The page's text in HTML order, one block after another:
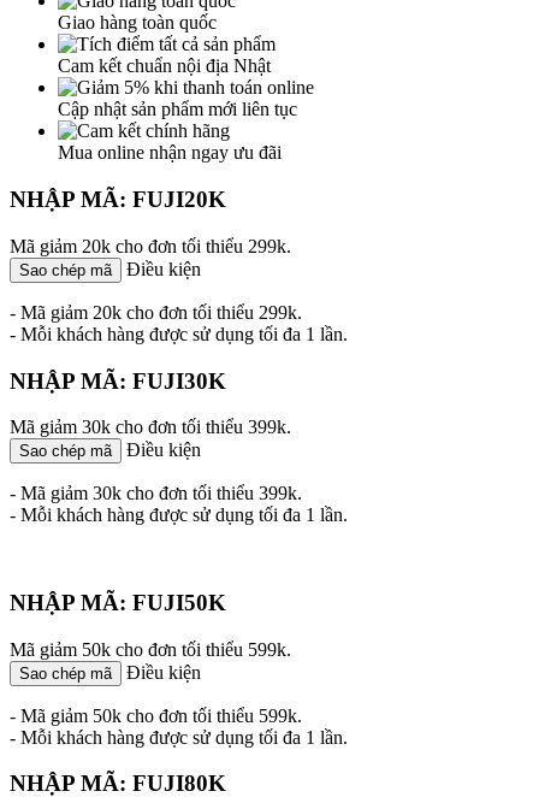
Giao hàng toàn quốc
Cam kết chuẩn nội địa Nhật
Cập nhật sản phẩm mới liên tục
Mua online nhận ngay ưu đãi
NHẬP MÃ: FUJI20K
Mã giảm 20k cho đơn tối thiểu 299k.
Sao chép mã Điều kiện
- Mã giảm 20k cho đơn tối thiểu 299k.
- Mỗi khách hàng được sử dụng tối đa 1 lần.
NHẬP MÃ: FUJI30K
Mã giảm 30k cho đơn tối thiểu 399k.
Sao chép mã Điều kiện
- Mã giảm 30k cho đơn tối thiểu 399k.
- Mỗi khách hàng được sử dụng tối đa 1 lần.
NHẬP MÃ: FUJI50K
Mã giảm 50k cho đơn tối thiểu 599k.
Sao chép mã Điều kiện
- Mã giảm 50k cho đơn tối thiểu 599k.
- Mỗi khách hàng được sử dụng tối đa 1 lần.
NHẬP MÃ: FUJI80K